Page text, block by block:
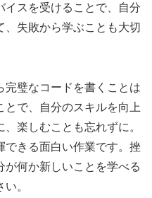
イスを受けることで、自分
失敗から学ぶことも大切
完璧なコードを書くことは
で、自分のスキルを向上
楽しむことも忘れずに。
できる面白い作業です。挫
何か新しいことを学べる
。